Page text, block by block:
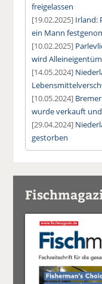
freigelassen
[19.02.2025] Irland:
ein Mann
[10.02.2025]
wird
[14.05.2024]
[10.05.2024]
wurde verkauft
[29.04.2024]
gestorben